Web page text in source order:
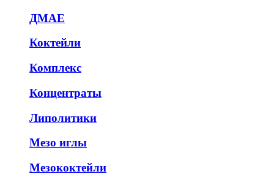
ДМАЕ
Коктейли
Комплекс
Концентраты
Липолитики
Мезо иглы
Мезококтейли